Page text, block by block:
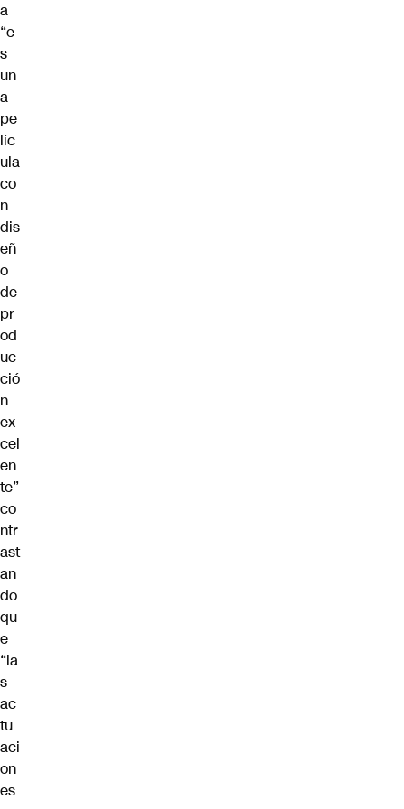
a
“e
s
un
a
pe
líc
ula
co
n
dis
eñ
o
de
pr
od
uc
ció
n
ex
cel
en
te”
co
ntr
ast
an
do
qu
e
“la
s
ac
tu
aci
on
es